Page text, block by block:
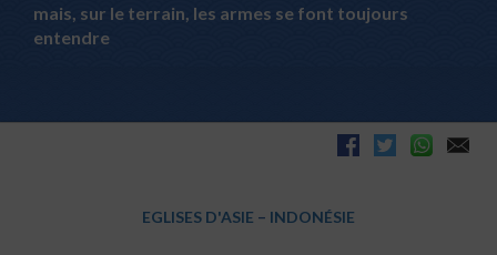
mais, sur le terrain, les armes se font toujours
entendre
EGLISES D'ASIE – INDONÉSIE